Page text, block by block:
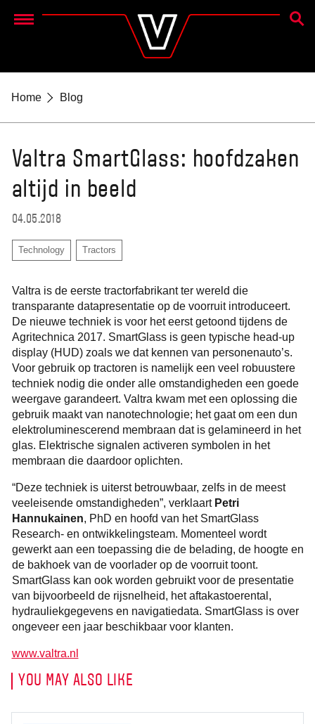
Menu
ZOEK
Home Blog
Valtra SmartGlass: hoofdzaken
altijd in beeld
04.05.2018
Technology Tractors
Valtra is de eerste tractorfabrikant ter wereld die
transparante datapresentatie op de voorruit introduceert.
De nieuwe techniek is voor het eerst getoond tijdens de
Agritechnica 2017. SmartGlass is geen typische head-up
display (HUD) zoals we dat kennen van personenauto’s.
Voor gebruik op tractoren is namelijk een veel robuustere
techniek nodig die onder alle omstandigheden een goede
weergave garandeert. Valtra kwam met een oplossing die
gebruik maakt van nanotechnologie; het gaat om een dun
elektroluminescerend membraan dat is gelamineerd in het
glas. Elektrische signalen activeren symbolen in het
membraan die daardoor oplichten.
“Deze techniek is uiterst betrouwbaar, zelfs in de meest
veeleisende omstandigheden”, verklaart Petri
Hannukainen, PhD en hoofd van het SmartGlass
Research- en ontwikkelingsteam. Momenteel wordt
gewerkt aan een toepassing die de belading, de hoogte en
de bakhoek van de voorlader op de voorruit toont.
SmartGlass kan ook worden gebruikt voor de presentatie
van bijvoorbeeld de rijsnelheid, het aftakastoerental,
hydrauliekgegevens en navigatiedata. SmartGlass is over
ongeveer een jaar beschikbaar voor klanten.
www.valtra.nl
YOU MAY ALSO LIKE